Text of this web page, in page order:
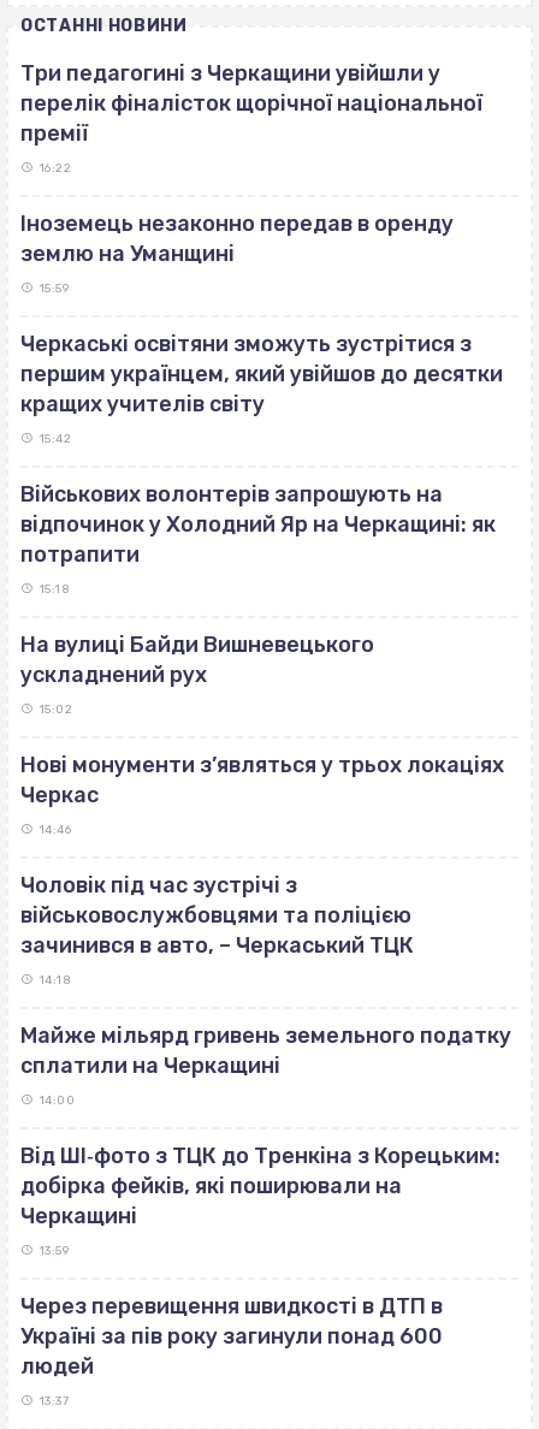
ОСТАННІ НОВИНИ
Три педагогині з Черкащини увійшли у
перелік фіналісток щорічної національної
премії
16:22
Іноземець незаконно передав в оренду
землю на Уманщині
15:59
Черкаські освітяни зможуть зустрітися з
першим українцем, який увійшов до десятки
кращих учителів світу
15:42
Військових волонтерів запрошують на
відпочинок у Холодний Яр на Черкащині: як
потрапити
15:18
На вулиці Байди Вишневецького
ускладнений рух
15:02
Нові монументи з’являться у трьох локаціях
Черкас
14:46
Чоловік під час зустрічі з
військовослужбовцями та поліцією
зачинився в авто, – Черкаський ТЦК
14:18
Майже мільярд гривень земельного податку
сплатили на Черкащині
14:00
Від ШІ‐фото з ТЦК до Тренкіна з Корецьким:
добірка фейків, які поширювали на
Черкащині
13:59
Через перевищення швидкості в ДТП в
Україні за пів року загинули понад 600
людей
13:37